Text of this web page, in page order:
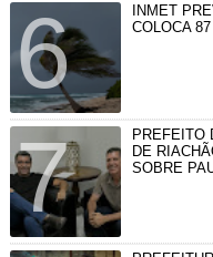
INMET
COLOCA
PREFEITO
DE
SOBRE